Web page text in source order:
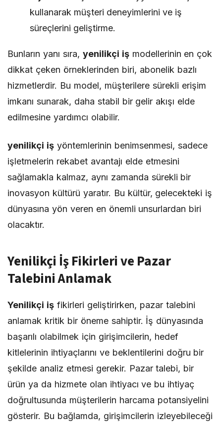
kullanarak müşteri deneyimlerini ve iş
süreçlerini geliştirme.
Bunların yanı sıra, yenilikçi işmodellerinin en çok
dikkat çeken örneklerinden biri, abonelik bazlı
hizmetlerdir. Bu model, müşterilere sürekli erişim
imkanı sunarak, daha stabil bir gelir akışı elde
edilmesine yardımcı olabilir.
yenilikçi işyöntemlerinin benimsenmesi, sadece
işletmelerin rekabet avantajı elde etmesini
sağlamakla kalmaz, aynı zamanda sürekli bir
inovasyon kültürü yaratır. Bu kültür, gelecekteki iş
dünyasına yön veren en önemli unsurlardan biri
olacaktır.
Yenilikçi İş Fikirleri ve Pazar
Talebini Anlamak
Yenilikçi işfikirleri geliştirirken, pazar talebini
anlamak kritik bir öneme sahiptir. İş dünyasında
başarılı olabilmek için girişimcilerin, hedef
kitlelerinin ihtiyaçlarını ve beklentilerini doğru bir
şekilde analiz etmesi gerekir. Pazar talebi, bir
ürün ya da hizmete olan ihtiyacı ve bu ihtiyaç
doğrultusunda müşterilerin harcama potansiyelini
gösterir. Bu bağlamda, girişimcilerin izleyebileceği